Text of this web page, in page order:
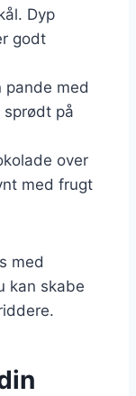
Dyp
godt
pande med
på
over
med frugt
med
kan skabe